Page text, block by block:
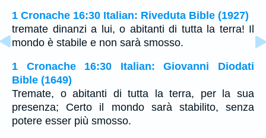
1 Cronache 16:30 Italian: Riveduta Bible (1927)
tremate dinanzi a lui, o abitanti di tutta la terra! Il
mondo è stabile e non sarà smosso.
1 Cronache 16:30 Italian: Giovanni Diodati
Bible (1649)
Tremate, o abitanti di tutta la terra, per la sua
presenza; Certo il mondo sarà stabilito, senza
potere esser più smosso.